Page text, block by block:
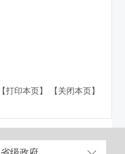
【打印本页】 【关闭本页】